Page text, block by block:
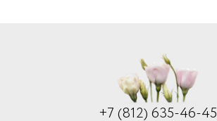
+7 (812) 635-46-45